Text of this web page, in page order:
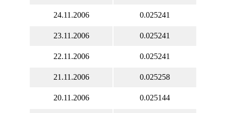
24.11.2006 0.025241
23.11.2006 0.025241
22.11.2006 0.025241
21.11.2006 0.025258
20.11.2006 0.025144